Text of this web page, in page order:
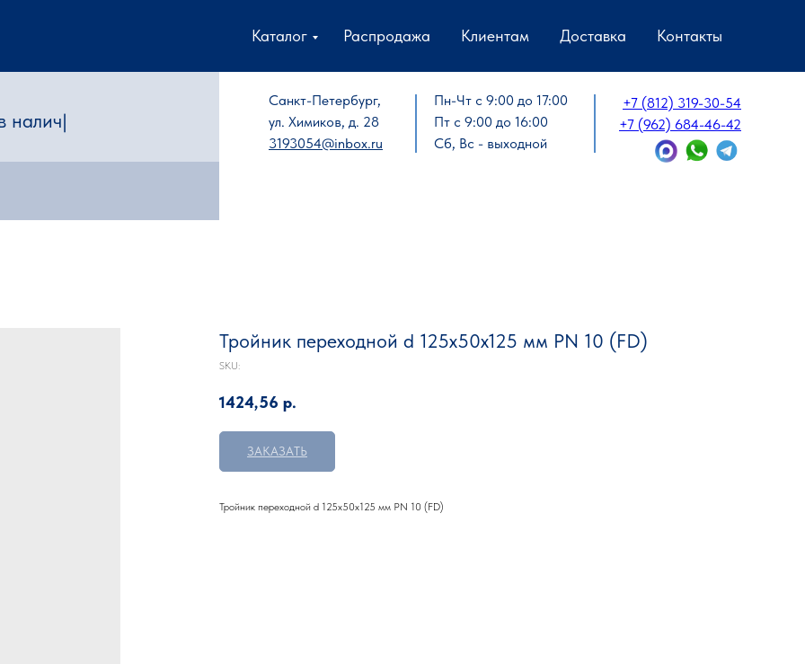
Каталог Распродажа Клиентам Доставка Контакты
+7 (812) 319-30-54
+7 (962) 684-46-42
Пн-Чт с 9:00 до 17:00
Пт с 9:00 до 16:00
Сб, Вс - выходной
Санкт-Петербург,
ул. Химиков, д. 28
3193054@inbox.ru
Тройник переходной d 125х50х125 мм PN 10 (FD)
SKU:
1424,56 р.
ЗАКАЗАТЬ
Тройник переходной d 125х50х125 мм PN 10 (FD)